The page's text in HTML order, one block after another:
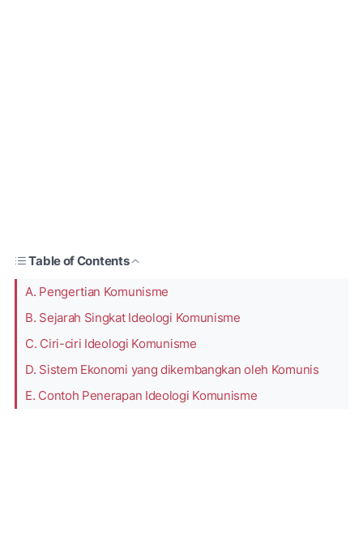
Table of Contents
A. Pengertian Komunisme
B. Sejarah Singkat Ideologi Komunisme
C. Ciri-ciri Ideologi Komunisme
D. Sistem Ekonomi yang dikembangkan oleh Komunis
E. Contoh Penerapan Ideologi Komunisme